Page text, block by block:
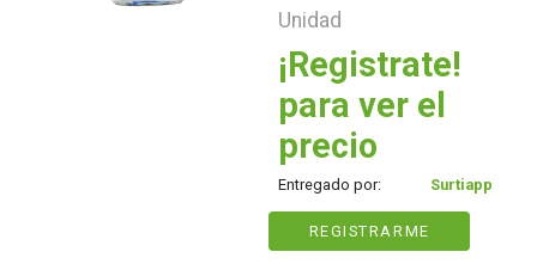
Unidad
¡Registrate!
para ver el
precio
Entregado por: Surtiapp
REGISTRARME